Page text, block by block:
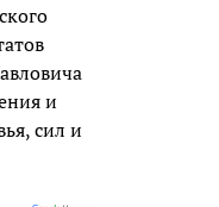
и
сил и